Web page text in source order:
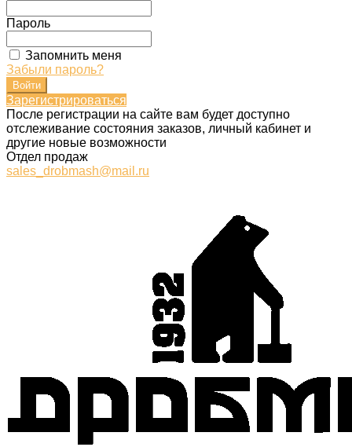
Пароль
Запомнить меня
Забыли пароль?
Зарегистрироваться
После регистрации на сайте вам будет доступно
отслеживание состояния заказов, личный кабинет и
другие новые возможности
Отдел продаж
sales_drobmash@mail.ru